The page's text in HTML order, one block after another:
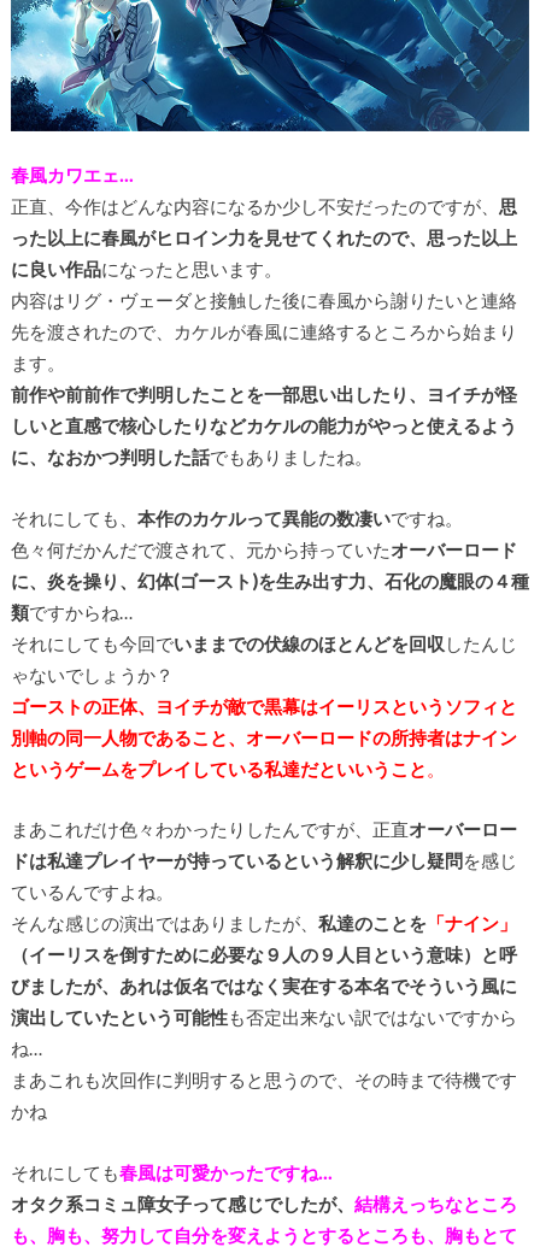
春風カワエェ…
正直、今作はどんな内容になるか少し不安だったのですが、 思
った以上に春風がヒロイン力を見せてくれたので、思った以上
に良い作品になったと思います。
内容はリグ・ヴェーダと接触した後に春風から謝りたいと連絡
先を渡されたので、カケルが春風に連絡するところから始まり
ます。
前作や前前作で判明したことを一部思い出したり、ヨイチが怪
しいと直感で核心したりなどカケルの能力がやっと使えるよう
に、なおかつ判明した話でもありましたね。
それにしても、 本作のカケルって異能の数凄いですね。
色々何だかんだで渡されて、元から持っていたオーバーロード
に、炎を操り、幻体(ゴースト)を生み出す力、石化の魔眼の４種
類ですからね…
それにしても今回でいままでの伏線のほとんどを回収 したんじ
ゃないでしょうか？
ゴーストの正体、ヨイチが敵で黒幕はイーリスというソフィと
別軸の同一人物であること、オーバーロードの所持者はナイン
というゲームをプレイしている私達だといいうこと 。
まあこれだけ色々わかったりしたんですが、正直オーバーロー
ドは私達プレイヤーが持っているという解釈に少し疑問を感じ
ているんですよね。
そんな感じの演出ではありましたが、 私達のことを 「ナイン」
（イーリスを倒すために必要な９人の９人目という意味）と呼
びましたが、あれは仮名ではなく実在する本名でそういう風に
演出していたという可能性も否定出来ない訳ではないですから
ね…
まあこれも次回作に判明すると思うので、その時まで待機です
かね
それにしても春風は可愛かったですね…
オタク系コミュ障女子って感じでしたが、 結構えっちなところ
も、胸も、努力して自分を変えようとするところも、胸もとて